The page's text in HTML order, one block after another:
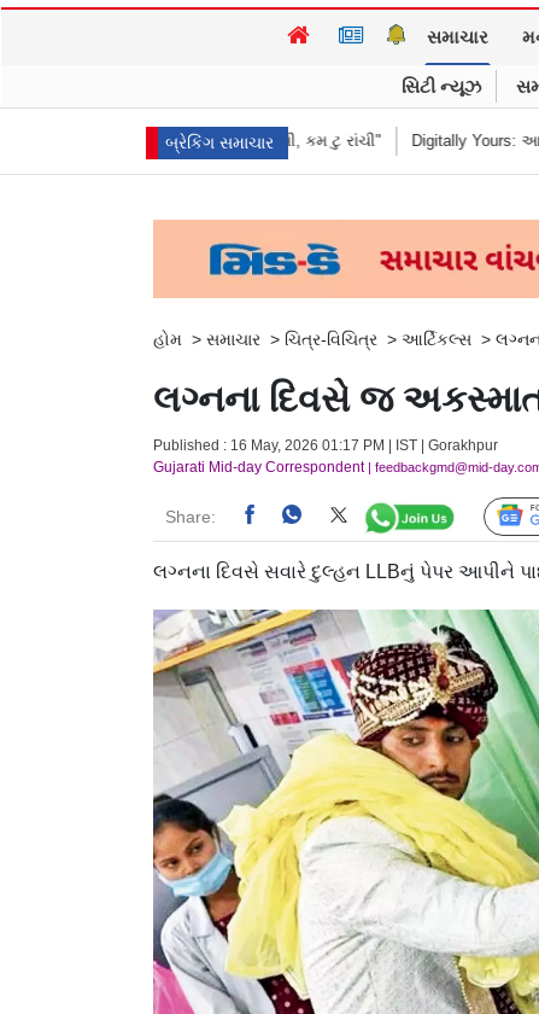
સમાચાર
સિટી ન્યૂઝ
બ્રેકિંગ સમાચાર
કહ્યું "હબીબી, કમ ટુ રાંચી" Digitally Yours: આ બહેનની જંગલી જનાવરો
હોમ > સમાચાર > ચિત્ર-વિચિત્ર > આર્ટિકલ્સ >
લગ્નના દિવસે જ
Published : 16 May, 2026 01:17 PM | IST | Gorakhpur
Gujarati Mid-day Correspondent| feedbackgmd@mid-
Share:
લગ્નના દિવસે સવારે દુલ્હન LLBનું પેપર આપીને